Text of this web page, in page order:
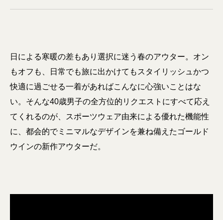
日による寒暖の差もあり選択に迷う春のアウター。オン
もオフも、日常でも旅に出かけてもスタイリッシュかつ
快適に過ごせる一着があればこんなに心強いことはな
い。そんな40歳男子の全方位的リクエストにすべて応え
てくれるのが、スポーツウェア由来による優れた機能性
に、都会的でミニマルなデザインを兼ね備えたゴールド
ウインの新作アウターだ。